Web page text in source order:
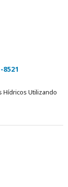
8521
Hídricos Utilizando